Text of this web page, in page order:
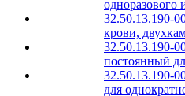
одноразового
32.50.13.190-
крови,
32.50.13.190-
постоянный
32.50.13.190-
для